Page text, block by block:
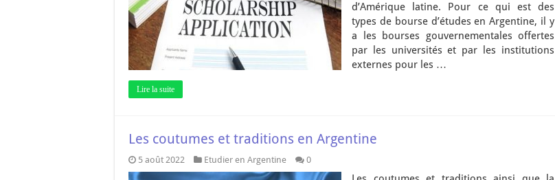
d’Amérique latine. Pour ce qui est des
types de bourse d’études en Argentine, il y
a les bourses gouvernementales offertes
par les universités et par les institutions
externes pour les …
Lire la suite
Les coutumes et traditions en Argentine
5 août 2022 Etudier en Argentine 0